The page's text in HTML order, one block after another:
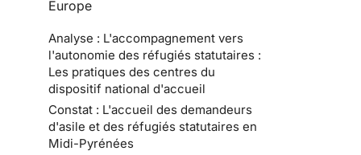
Europe
Analyse : L'accompagnement vers
l'autonomie des réfugiés statutaires :
Les pratiques des centres du
dispositif national d'accueil
Constat : L'accueil des demandeurs
d'asile et des réfugiés statutaires en
Midi-Pyrénées